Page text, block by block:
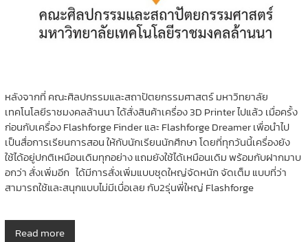
หลังจากที่ คณะศิลปกรรมและสถาปัตยกรรมศาสตร์ มหาวิทยาลัย
เทคโนโลยีราชมงคลล้านนา ได้สั่งสินค้าเครื่อง 3D Printer ไปแล้ว เมื่อครั้ง
ก่อนกับเครื่อง Flashforge Finder และ Flashforge Dreamer เพื่อนำไป
เป็นสื่อการเรียนการสอน ให้กับนักเรียนนักศึกษา โดยที่ทุกวันนี้เครื่องยัง
ใช้ได้อยู่ปกติเหมือนเดิมทุกอย่าง แถมยังใช้ได้เหมือนเดิม พร้อมกับฝากมาบ
อกว่า สั่งเพิ่มอีก ได้มีการสั่งเพิ่มแบบชุดใหญ่จัดหนัก จัดเต็ม แบบที่ว่า
สามารถใช้และสนุกแบบไม่มีเบื่อเลย กับ2รุ่นพี่ใหญ่ Flashforge
Read more